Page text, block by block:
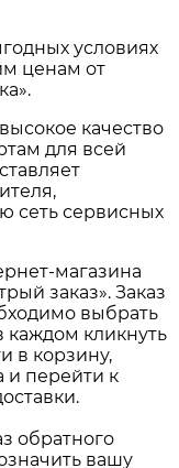
условиях
ценам от
качество
для всей
сеть сервисных
магазина
заказ». Заказ
выбрать
каждом кликнуть
в корзину,
и перейти к
обратного
вашу